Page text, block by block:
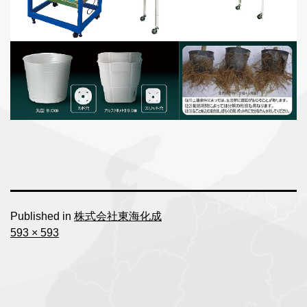
Published in 株式会社東海化成
Full
593 × 593